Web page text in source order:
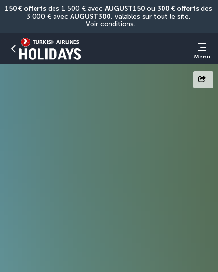
150 € offerts dès 1 500 € avec AUGUST150 ou 300 € offerts dès
3 000 € avec AUGUST300
Voir conditions.
Menu